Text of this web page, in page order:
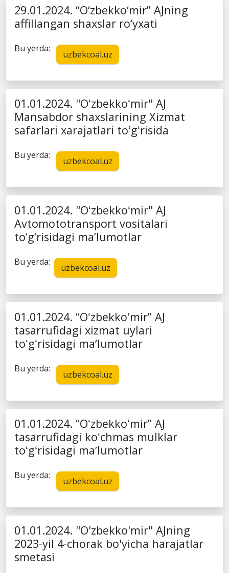
29.01.2024. “O‘zbekko‘mir” AJning
affillangan shaxslar ro‘yxati
Bu yerda:
uzbekcoal.uz
01.01.2024. "Oʻzbekkoʻmir" AJ
Mansabdor shaxslarining Xizmat
safarlari xarajatlari toʻgʻrisida
Bu yerda:
uzbekcoal.uz
01.01.2024. "Oʻzbekkoʻmir" AJ
Avtomototransport vositalari
to‘g‘risidagi ma’lumotlar
Bu yerda:
uzbekcoal.uz
01.01.2024. “Oʻzbekkoʻmir” AJ
tasarrufidagi xizmat uylari
toʻgʻrisidagi maʼlumotlar
Bu yerda:
uzbekcoal.uz
01.01.2024. “Oʻzbekkoʻmir” AJ
tasarrufidagi koʻchmas mulklar
toʻgʻrisidagi maʼlumotlar
Bu yerda:
uzbekcoal.uz
01.01.2024. "O'zbekko'mir" AJning
2023-yil 4-chorak bo'yicha harajatlar
smetasi